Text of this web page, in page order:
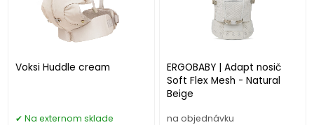
Voksi Huddle cream
Na externom sklade
ERGOBABY | Adapt nosič
Soft Flex Mesh - Natural
Beige
na objednávku